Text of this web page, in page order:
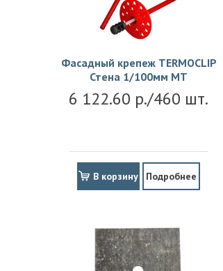
Фасадный крепеж TERMOCLIP
Стена 1/100мм MT
6 122.60 р./460 шт.
В корзину Подробнее